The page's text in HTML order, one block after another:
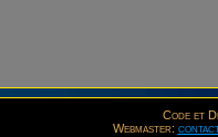
Code et
Webmaster: